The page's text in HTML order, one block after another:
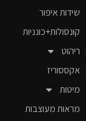
שידות איפור
קונסולות+כונניות
ריהוט
אקססוריז
מיטות
מראות מעוצבות